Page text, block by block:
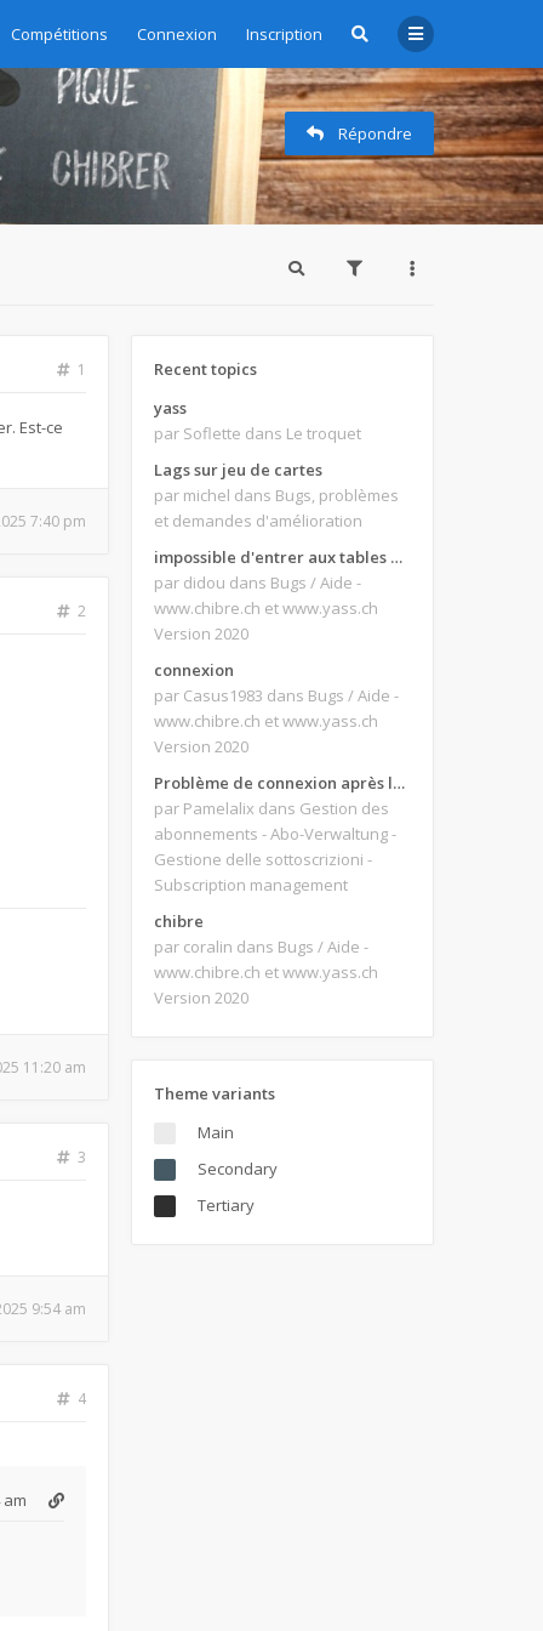
Compétitions Connexion Inscription
- Subscription management
Répondre
1
Est-ce
7:40 pm
2
11:20 am
3
9:54 am
4
am
Recent topics
yass
par Soflette dans Le troquet
Lags sur jeu de cartes
par michel dans Bugs, problèmes
et demandes d'amélioration
impossible d'entrer aux tables de jeux
par didou dans Bugs / Aide -
www.chibre.ch et www.yass.ch
Version 2020
connexion
par Casus1983 dans Bugs / Aide -
www.chibre.ch et www.yass.ch
Version 2020
Problème de connexion après le changement d'adresse e-mail.
par Pamelalix dans Gestion des
abonnements - Abo-Verwaltung -
Gestione delle sottoscrizioni -
Subscription management
chibre
par coralin dans Bugs / Aide -
www.chibre.ch et www.yass.ch
Version 2020
Theme variants
Main
Secondary
Tertiary